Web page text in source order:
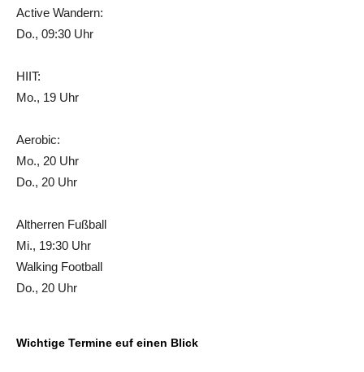
Active Wandern:
Do., 09:30 Uhr
HIIT:
Mo., 19 Uhr
Aerobic:
Mo., 20 Uhr
Do., 20 Uhr
Altherren Fußball
Mi., 19:30 Uhr
Walking Football
Do., 20 Uhr
Wichtige Termine euf einen Blick